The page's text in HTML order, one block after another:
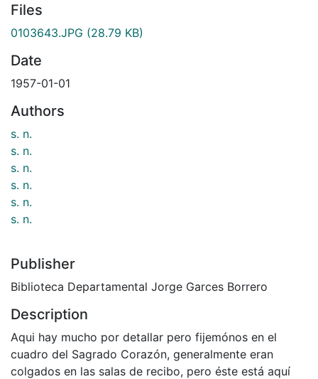
Files
0103643.JPG (28.79 KB)
Date
1957-01-01
Authors
s. n.
s. n.
s. n.
s. n.
s. n.
s. n.
Publisher
Biblioteca Departamental Jorge Garces Borrero
Description
Aqui hay mucho por detallar pero fijemónos en el
cuadro del Sagrado Corazón, generalmente eran
colgados en las salas de recibo, pero éste está aquí